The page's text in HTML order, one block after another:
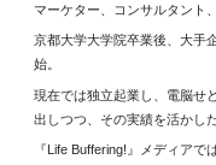
マーケター、コンサルタント
京都大学大学院卒業後、大手
始。
現在では独立起業し、電脳せ
出しつつ、その実績を活かし
『Life Buffering!』メディア